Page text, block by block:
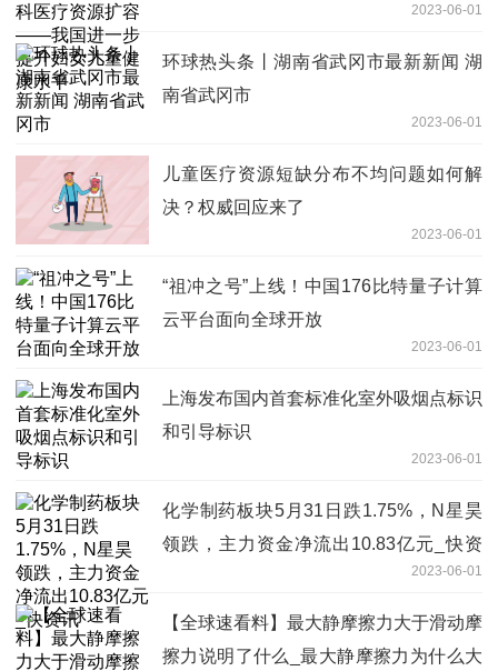
2023-06-01
环球热头条丨湖南省武冈市最新新闻 湖
南省武冈市
2023-06-01
儿童医疗资源短缺分布不均问题如何解
决？权威回应来了
2023-06-01
“祖冲之号”上线！中国176比特量子计算
云平台面向全球开放
2023-06-01
上海发布国内首套标准化室外吸烟点标识
和引导标识
2023-06-01
化学制药板块5月31日跌1.75%，N星昊
领跌，主力资金净流出10.83亿元_快资
2023-06-01
【全球速看料】最大静摩擦力大于滑动摩
擦力说明了什么_最大静摩擦力为什么大